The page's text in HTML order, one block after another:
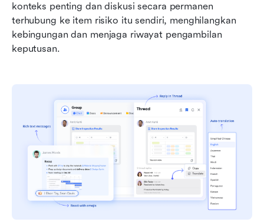
konteks penting dan diskusi secara permanen
terhubung ke item risiko itu sendiri, menghilangkan
kebingungan dan menjaga riwayat pengambilan
keputusan.